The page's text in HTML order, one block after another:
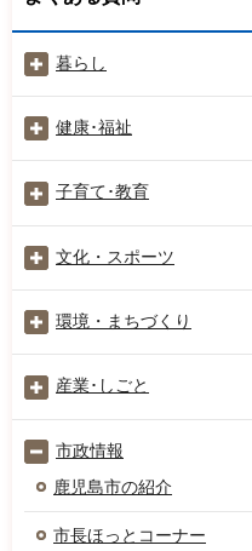
暮らし
健康･福祉
子育て･教育
文化・スポーツ
環境・まちづくり
産業･しごと
市政情報
鹿児島市の紹介
市長ほっとコーナー